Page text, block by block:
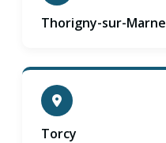
Thorigny-sur-Marne
Torcy